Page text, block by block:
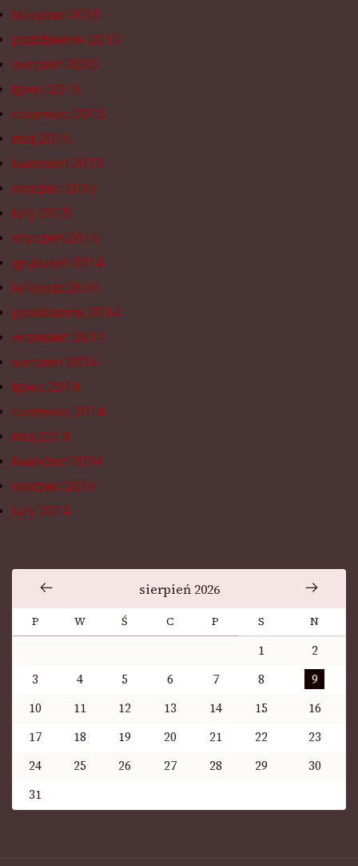
listopad 2015
październik 2015
sierpień 2015
lipiec 2015
czerwiec 2015
maj 2015
kwiecień 2015
marzec 2015
luty 2015
styczeń 2015
grudzień 2014
listopad 2014
październik 2014
wrzesień 2014
sierpień 2014
lipiec 2014
czerwiec 2014
maj 2014
kwiecień 2014
marzec 2014
luty 2014
sierpień 2026
P W Ś C P S N
1
2
3
4 5 6 7 8
9
10
11 12 13 14 15
16
17
18 19 20 21 22
23
24
25 26 27 28 29
30
31